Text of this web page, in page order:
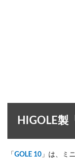
HIGOLE製
「 GOLE 10 」は、ミ